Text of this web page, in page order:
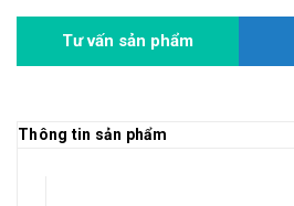
Tư vấn sản phẩm
Thông tin sản phẩm